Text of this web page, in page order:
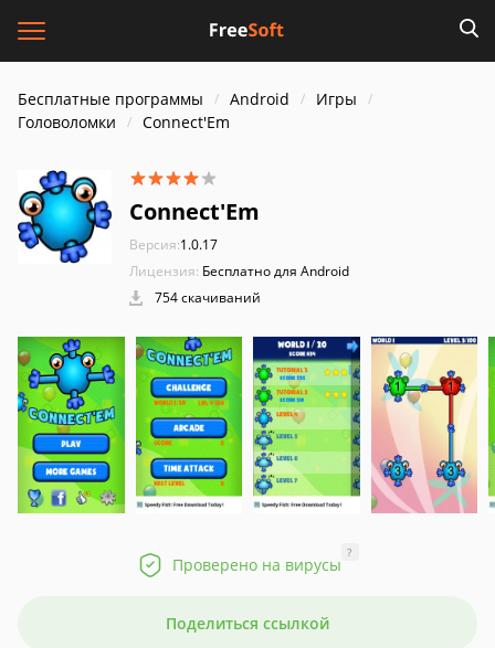
Бесплатные программы Android
Игры
Головоломки
Connect'Em
Connect'Em
Версия:1.0.17
Лицензия: Бесплатно для Android
754 скачиваний
Проверено на вирусы
?
Поделиться ссылкой